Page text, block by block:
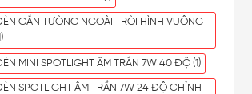
GẮN TƯỜNG NGOÀI TRỜI HÌNH VUÔNG
MINI SPOTLIGHT ÂM TRẦN 7W 40 ĐỘ (1)
SPOTLIGHT ÂM TRẦN 7W 24 ĐỘ CHỈNH